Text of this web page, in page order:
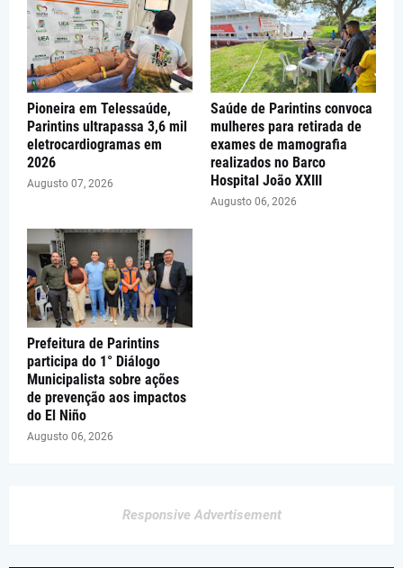
Pioneira em Telessaúde,
Parintins ultrapassa 3,6 mil
eletrocardiogramas em
2026
Augusto 07, 2026
Saúde de Parintins convoca
mulheres para retirada de
exames de mamografia
realizados no Barco
Hospital João XXIII
Augusto 06, 2026
Prefeitura de Parintins
participa do 1° Diálogo
Municipalista sobre ações
de prevenção aos impactos
do El Niño
Augusto 06, 2026
Responsive Advertisement